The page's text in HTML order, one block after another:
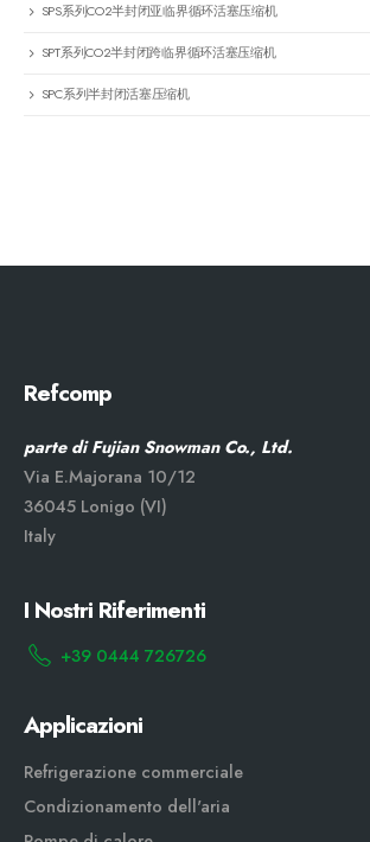
SPS系列CO2半封闭亚临界循环活塞压缩机
SPT系列CO2半封闭跨临界循环活塞压缩机
SPC系列半封闭活塞压缩机
Refcomp
parte di Fujian Snowman Co., Ltd.
Via E.Majorana 10/12
36045 Lonigo (VI)
Italy
I Nostri Riferimenti
+39 0444 726726
Applicazioni
Refrigerazione commerciale
Condizionamento dell'aria